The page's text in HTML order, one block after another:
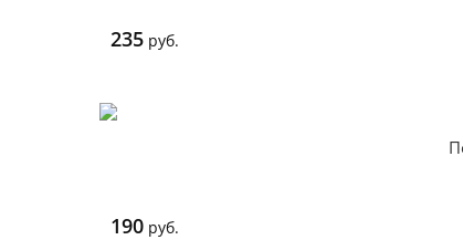
235 руб.
190 руб.